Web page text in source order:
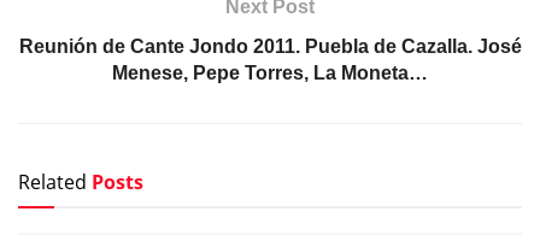
Next Post
Reunión de Cante Jondo 2011. Puebla de Cazalla. José
Menese, Pepe Torres, La Moneta…
Related Posts